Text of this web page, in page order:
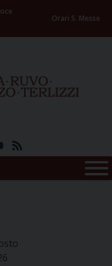
Orari S. Messe
YouTube